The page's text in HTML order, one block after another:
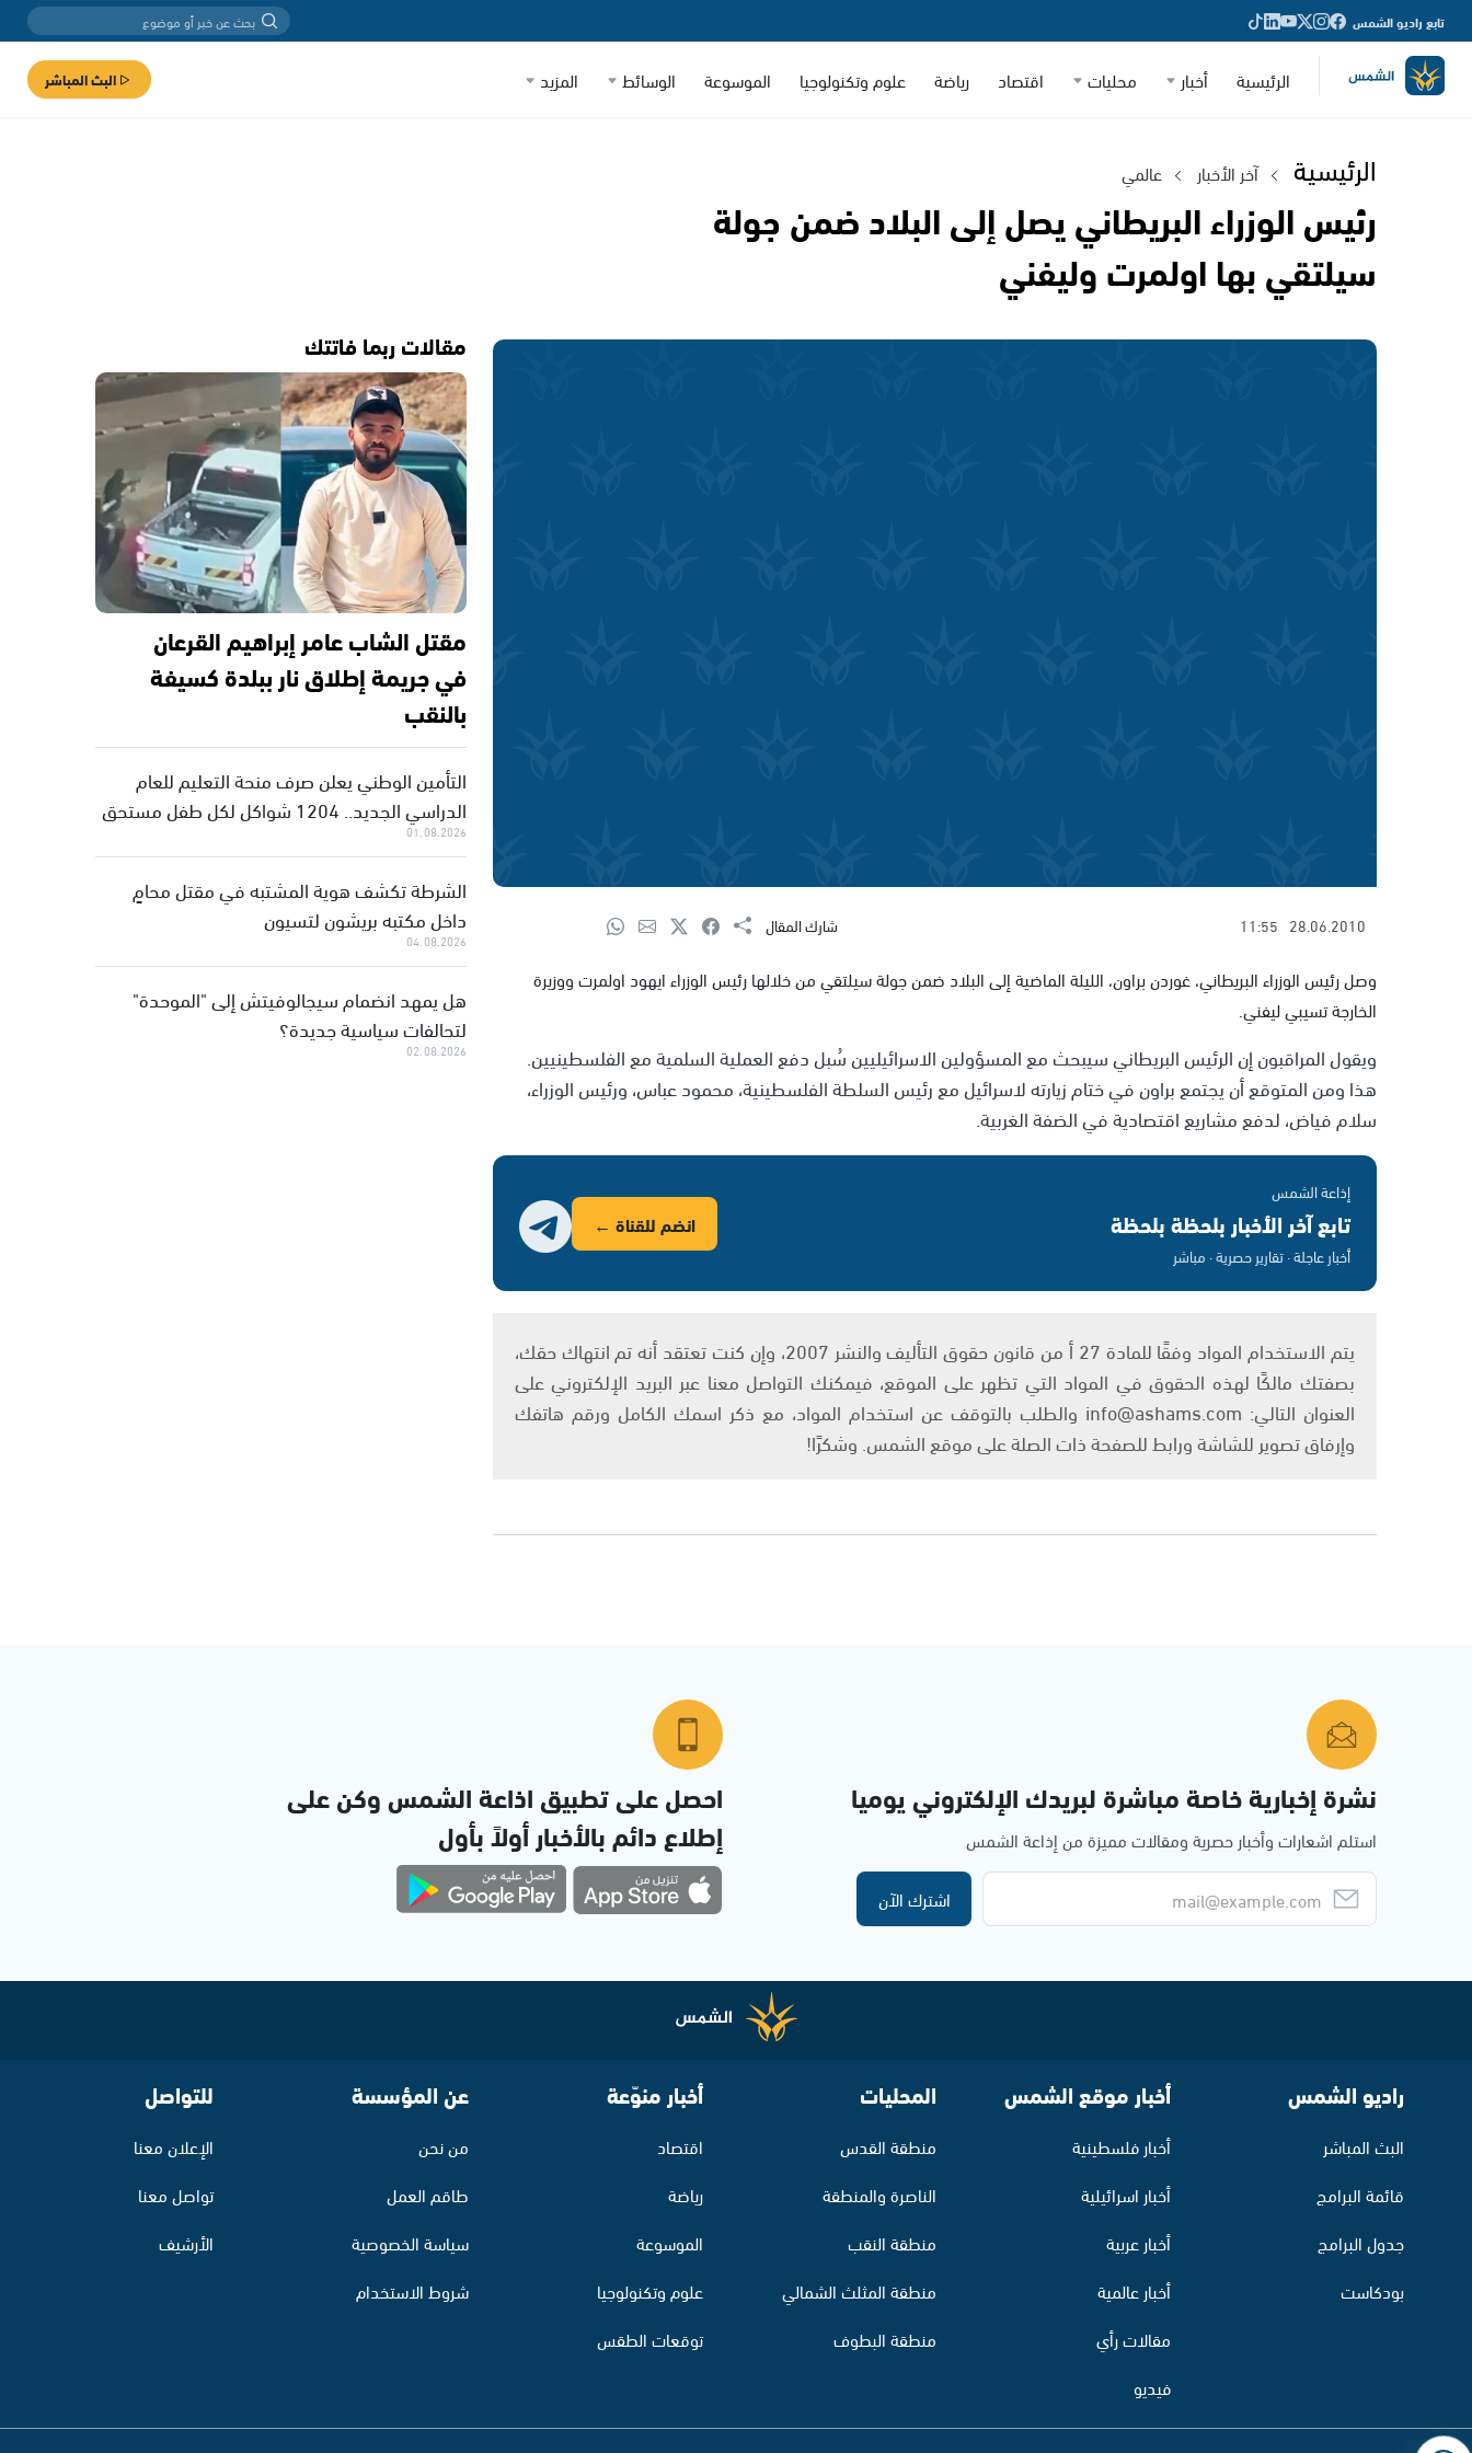
تابع راديو الشمس
الرئيسية أخبار محليات اقتصاد رياضة علوم وتكنولوجيا الموسوعة الوسائط المزيد البث المباشر
الرئيسية آخر الأخبار عالمي
رئيس الوزراء البريطاني يصل إلى البلاد ضمن جولة
سيلتقي بها اولمرت وليفني
28.06.2010
11:55 شارك المقال
وصل رئيس الوزراء البريطاني، غوردن براون، الليلة الماضية إلى البلاد ضمن جولة سيلتقي من خلالها رئيس الوزراء ايهود اولمرت ووزيرة
الخارجة تسيبي ليفني.
ويقول المراقبون إن الرئيس البريطاني سيبحث مع المسؤولين الاسرائيليين سُبل دفع العملية السلمية مع الفلسطينيين.
هذا ومن المتوقع أن يجتمع براون في ختام زيارته لاسرائيل مع رئيس السلطة الفلسطينية، محمود عباس، ورئيس الوزراء،
سلام فياض، لدفع مشاريع اقتصادية في الضفة الغربية.
إذاعة الشمس
تابع آخر الأخبار بلحظة بلحظة
أخبار عاجلة · تقارير حصرية · مباشر
انضم للقناة ←
يتم الاستخدام المواد وفقًا للمادة 27 أ من قانون حقوق التأليف والنشر 2007، وإن كنت تعتقد أنه تم انتهاك حقك،
بصفتك مالكًا لهذه الحقوق في المواد التي تظهر على الموقع، فيمكنك التواصل معنا عبر البريد الإلكتروني على
العنوان التالي: info@ashams.com والطلب بالتوقف عن استخدام المواد، مع ذكر اسمك الكامل ورقم هاتفك
وإرفاق تصوير للشاشة ورابط للصفحة ذات الصلة على موقع الشمس. وشكرًا!
مقالات ربما فاتتك
مقتل الشاب عامر إبراهيم القرعان
في جريمة إطلاق نار ببلدة كسيفة
بالنقب
التأمين الوطني يعلن صرف منحة التعليم للعام
الدراسي الجديد.. 1204 شواكل لكل طفل مستحق
01.08.2026
الشرطة تكشف هوية المشتبه في مقتل محامٍ
داخل مكتبه بريشون لتسيون
04.08.2026
هل يمهد انضمام سيجالوفيتش إلى "الموحدة"
لتحالفات سياسية جديدة؟
02.08.2026
نشرة إخبارية خاصة مباشرة لبريدك الإلكتروني يوميا
استلم اشعارات وأخبار حصرية ومقالات مميزة من إذاعة الشمس
اشترك الآن
احصل على تطبيق اذاعة الشمس وكن على
إطلاع دائم بالأخبار أولاً بأول
راديو الشمس
البث المباشر
قائمة البرامج
جدول البرامج
بودكاست
أخبار موقع الشمس
أخبار فلسطينية
أخبار اسرائيلية
أخبار عربية
أخبار عالمية
مقالات رأي
فيديو
المحليات
منطقة القدس
الناصرة والمنطقة
منطقة النقب
منطقة المثلث الشمالي
منطقة البطوف
أخبار منوّعة
اقتصاد
رياضة
الموسوعة
علوم وتكنولوجيا
توقعات الطقس
عن المؤسسة
من نحن
طاقم العمل
سياسة الخصوصية
شروط الاستخدام
للتواصل
الإعلان معنا
تواصل معنا
الأرشيف